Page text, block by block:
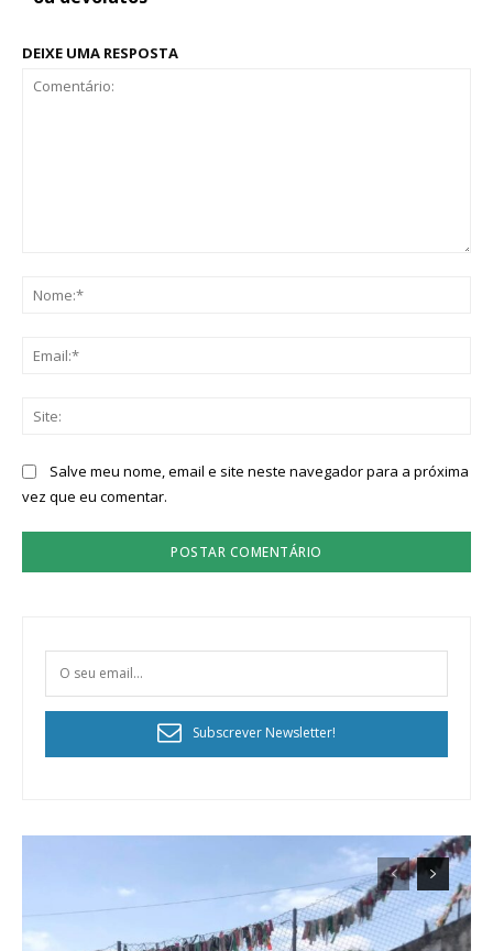
Planos de Assinatura
DEIXE UMA RESPOSTA
Salve meu nome, email e site neste navegador para a próxima
vez que eu comentar.
Subscrever Newsletter!